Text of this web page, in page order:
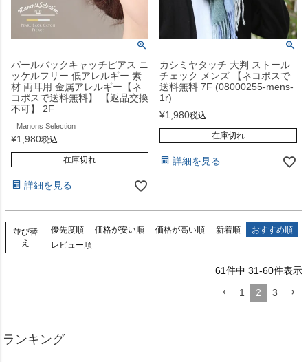
パールバックキャッチピアス ニ
ッケルフリー 低アレルギー 素
材 両耳用 金属アレルギー【ネ
コポスで送料無料】 【返品交換
不可】 2F
Manons Selection
¥1,980税込
在庫切れ
詳細を見る
カシミヤタッチ 大判 ストール
チェック メンズ 【ネコポスで
送料無料 7F (08000255-mens-
1r)
¥1,980税込
在庫切れ
詳細を見る
並び替
え
優先度順 価格が安い順 価格が高い順 新着順
おすすめ順
レビュー順
61件中 31-60件表示
1
2 3
ランキング